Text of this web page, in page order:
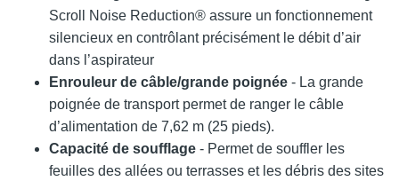
Scroll Noise Reduction® assure un fonctionnement
silencieux en contrôlant précisément le débit d’air
dans l’aspirateur
Enrouleur de câble/grande poignée - La grande
poignée de transport permet de ranger le câble
d’alimentation de 7,62 m (25 pieds).
Capacité de soufflage - Permet de souffler les
feuilles des allées ou terrasses et les débris des sites